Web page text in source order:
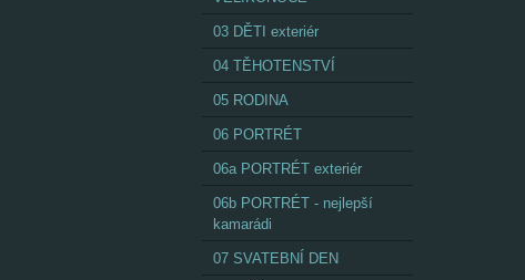
03 DĚTI exteriér
04 TĚHOTENSTVÍ
05 RODINA
06 PORTRÉT
06a PORTRÉT exteriér
06b PORTRÉT - nejlepší
kamarádi
07 SVATEBNÍ DEN